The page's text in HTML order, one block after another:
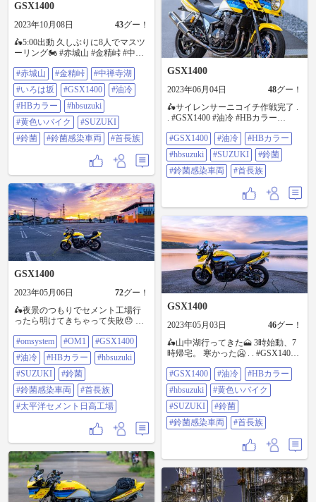
GSX1400
2023年10月08日 43グー！
🛵5:00出動 久しぶりに8人でマスツ
ーリング🏍️ #赤城山 #金精峠 #中禅
雨本降り前18:30帰宅。450キロ。
でした。寒かった。景色は秋🍂 ・
・ #GSX1400 #油冷 #HBカラー
#hbsuzuki #黄色いバイク #SUZUKI
#鈴菌 #鈴菌感染車両 #首長族
#赤城山 #金精峠
#中禅寺湖
#いろは坂
#GSX1400
#油冷
#HBカラー
#hbsuzuki
#黄色いバイク
#SUZUKI
#鈴菌
#鈴菌感染車両 #首長族
GSX1400
2023年06月04日 48グー！
🛵サイレンサーニコイチ作戦完了 .
. #GSX1400 #油冷 #HBカラー
染車両 #首長族
#GSX1400 #油冷
#HBカラー
#hbsuzuki
#SUZUKI
#鈴菌
#鈴菌感染車両
#首長族
GSX1400
2023年05月06日 72グー！
🛵夜景のつもりでセメント工場行
ったら明けてきちゃって失敗😞 そ
ってきた。 . . #OMSYSTEM #OM1
#GSX1400 #油冷 #HBカラー
#hbsuzuki #SUZUKI #鈴菌 #鈴菌感
染車両 #首長族 #太平洋セメント日
高工場
#omsystem #OM1
#GSX1400
#油冷
#HBカラー
#hbsuzuki
#SUZUKI
#鈴菌
#鈴菌感染車両
#首長族
#太平洋セメント日高工場
GSX1400
2023年05月03日 46グー！
🛵山中湖行ってきた🗻 3時始動、7
時帰宅。 寒かった🥶 . . #GSX1400 #
バイク #SUZUKI #鈴菌 #鈴菌感染
車両 #首長族
#GSX1400 #油冷
#HBカラー
#hbsuzuki
#黄色いバイク
#SUZUKI
#鈴菌
#鈴菌感染車両
#首長族